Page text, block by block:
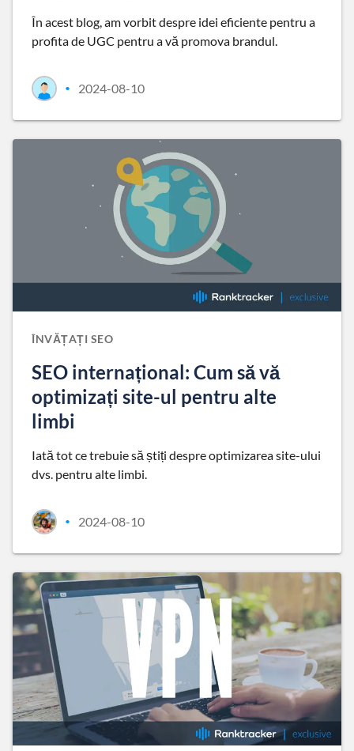
În acest blog, am vorbit despre idei eficiente pentru a
profita de UGC pentru a vă promova brandul.
• 2024-08-10
ÎNVĂȚAȚI SEO
SEO internațional: Cum să vă
optimizați site-ul pentru alte
limbi
Iată tot ce trebuie să știți despre optimizarea site-ului
dvs. pentru alte limbi.
• 2024-08-10